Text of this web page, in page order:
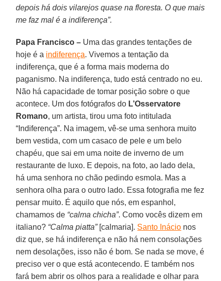
depois há dois vilarejos quase na floresta. O que mais
me faz mal é a indiferença”.
Papa Francisco – Uma das grandes tentações de
hoje é a indiferença. Vivemos a tentação da
indiferença, que é a forma mais moderna do
paganismo. Na indiferença, tudo está centrado no eu.
Não há capacidade de tomar posição sobre o que
acontece. Um dos fotógrafos do L’Osservatore
Romano, um artista, tirou uma foto intitulada
“Indiferença”. Na imagem, vê-se uma senhora muito
bem vestida, com um casaco de pele e um belo
chapéu, que sai em uma noite de inverno de um
restaurante de luxo. E depois, na foto, ao lado dela,
há uma senhora no chão pedindo esmola. Mas a
senhora olha para o outro lado. Essa fotografia me fez
pensar muito. É aquilo que nós, em espanhol,
chamamos de “calma chicha”. Como vocês dizem em
italiano? “Calma piatta”[calmaria]. Santo Inácio nos
diz que, se há indiferença e não há nem consolações
nem desolações, isso não é bom. Se nada se move, é
preciso ver o que está acontecendo. E também nos
fará bem abrir os olhos para a realidade e olhar para